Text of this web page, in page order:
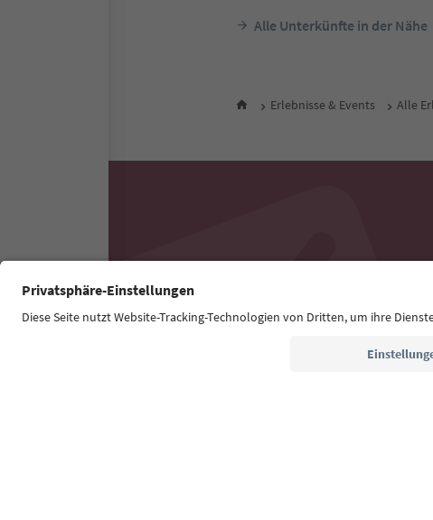
Alle Unterkünfte in der Nähe
Erlebnisse & Events Alle